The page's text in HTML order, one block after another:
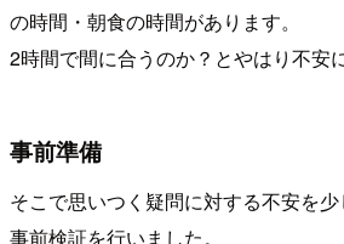
の時間・朝食の時間があります。
2時間で間に合うのか？とやはり不安
事前準備
そこで思いつく疑問に対する不安を
事前検証を行いました。